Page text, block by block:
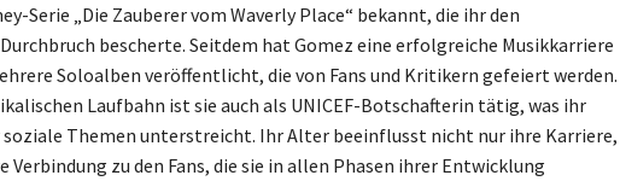
Serie „Die Zauberer vom Waverly Place“ bekannt, die ihr den
bescherte. Seitdem hat Gomez eine erfolgreiche Musikkarriere
Soloalben veröffentlicht, die von Fans und Kritikern gefeiert werden.
Laufbahn ist sie auch als UNICEF-Botschafterin tätig, was ihr
Themen unterstreicht. Ihr Alter beeinflusst nicht nur ihre Karriere,
Verbindung zu den Fans, die sie in allen Phasen ihrer Entwicklung